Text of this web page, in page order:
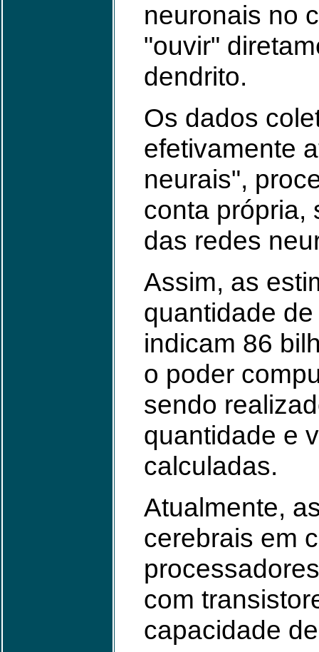
neuronais no
"ouvir"
dendrito.
Os dados
efetivamente
neurais",
conta própria,
das redes
Assim, as
quantidade
indicam 86
o poder
sendo
quantidade e
calculadas.
Atualmente,
cerebrais em
com
capacidade